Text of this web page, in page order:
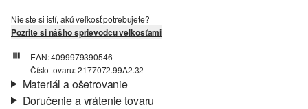
Nie ste si istí, akú veľkosť potrebujete?
Pozrite si nášho sprievodcu veľkosťami
EAN: 4099979390546
Číslo tovaru: 2177072.99A2.32
Materiál a ošetrovanie
Doručenie a vrátenie tovaru